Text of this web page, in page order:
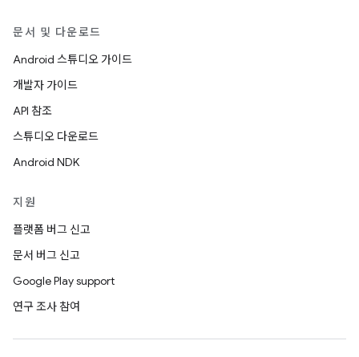
문서 및 다운로드
Android 스튜디오 가이드
개발자 가이드
API 참조
스튜디오 다운로드
Android NDK
지원
플랫폼 버그 신고
문서 버그 신고
Google Play support
연구 조사 참여